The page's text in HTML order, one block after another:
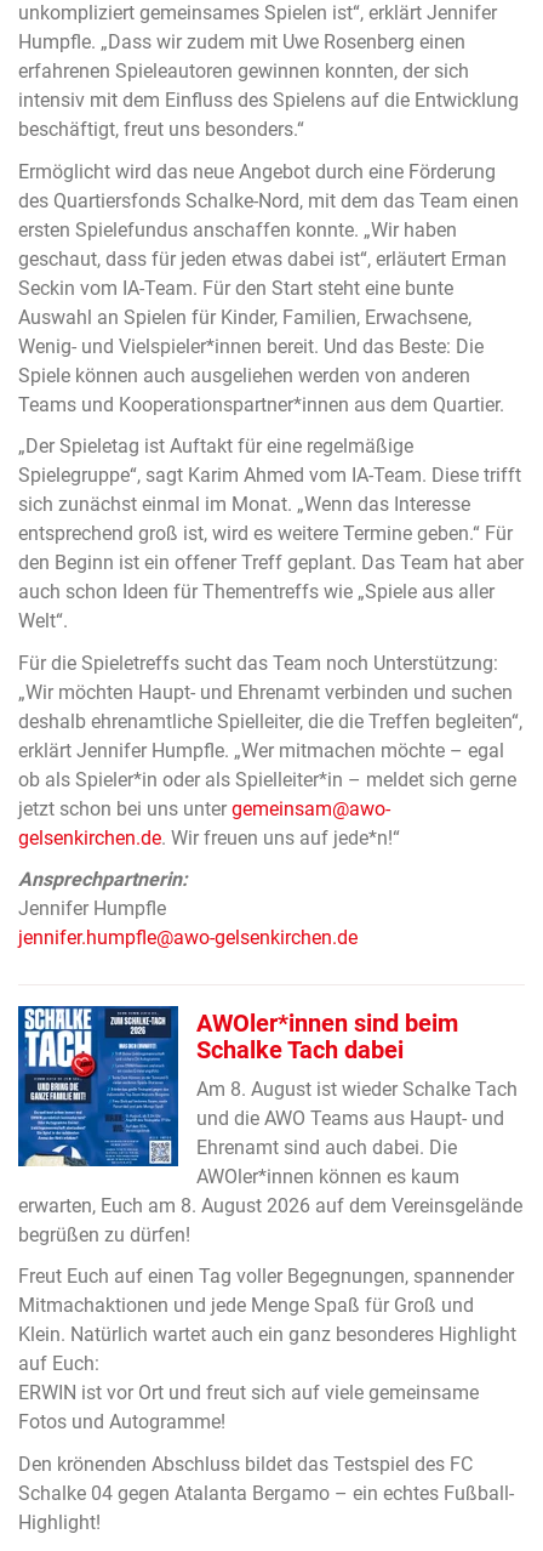
unkompliziert gemeinsames Spielen ist“, erklärt Jennifer
Humpfle. „Dass wir zudem mit Uwe Rosenberg einen
erfahrenen Spieleautoren gewinnen konnten, der sich
intensiv mit dem Einfluss des Spielens auf die Entwicklung
beschäftigt, freut uns besonders.“
Ermöglicht wird das neue Angebot durch eine Förderung
des Quartiersfonds Schalke-Nord, mit dem das Team einen
ersten Spielefundus anschaffen konnte. „Wir haben
geschaut, dass für jeden etwas dabei ist“, erläutert Erman
Seckin vom IA-Team. Für den Start steht eine bunte
Auswahl an Spielen für Kinder, Familien, Erwachsene,
Wenig- und Vielspieler*innen bereit. Und das Beste: Die
Spiele können auch ausgeliehen werden von anderen
Teams und Kooperationspartner*innen aus dem Quartier.
„Der Spieletag ist Auftakt für eine regelmäßige
Spielegruppe“, sagt Karim Ahmed vom IA-Team. Diese trifft
sich zunächst einmal im Monat. „Wenn das Interesse
entsprechend groß ist, wird es weitere Termine geben.“ Für
den Beginn ist ein offener Treff geplant. Das Team hat aber
auch schon Ideen für Thementreffs wie „Spiele aus aller
Welt“.
Für die Spieletreffs sucht das Team noch Unterstützung:
„Wir möchten Haupt- und Ehrenamt verbinden und suchen
deshalb ehrenamtliche Spielleiter, die die Treffen begleiten“,
erklärt Jennifer Humpfle. „Wer mitmachen möchte – egal
ob als Spieler*in oder als Spielleiter*in – meldet sich gerne
jetzt schon bei uns unter gemeinsam@awo-
gelsenkirchen.de. Wir freuen uns auf jede*n!“
Ansprechpartnerin:
Jennifer Humpfle
jennifer.humpfle@awo-gelsenkirchen.de
AWOler*innen sind beim
Schalke Tach dabei
Am 8. August ist wieder Schalke Tach
und die AWO Teams aus Haupt- und
Ehrenamt sind auch dabei. Die
AWOler*innen können es kaum
erwarten, Euch am 8. August 2026 auf dem Vereinsgelände
begrüßen zu dürfen!
Freut Euch auf einen Tag voller Begegnungen, spannender
Mitmachaktionen und jede Menge Spaß für Groß und
Klein. Natürlich wartet auch ein ganz besonderes Highlight
auf Euch:
ERWIN ist vor Ort und freut sich auf viele gemeinsame
Fotos und Autogramme!
Den krönenden Abschluss bildet das Testspiel des FC
Schalke 04 gegen Atalanta Bergamo – ein echtes Fußball-
Highlight!